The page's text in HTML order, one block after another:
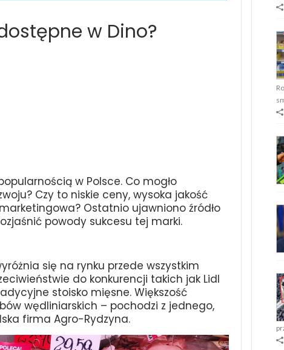
w Dino?
w Polsce. Co mogło
Czy to niskie ceny, wysoka jakość
Ostatnio ujawniono źródło
powody sukcesu tej marki.
się na rynku przede wszystkim
do konkurencji takich jak Lidl
stoisko mięsne. Większość
wędliniarskich – pochodzi z jednego,
firma Agro-Rydzyna.